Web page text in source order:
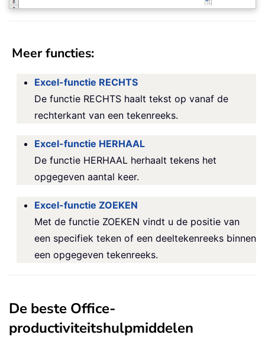
Meer functies:
Excel-functie RECHTS
De functie RECHTS haalt tekst op vanaf de
rechterkant van een tekenreeks.
Excel-functie HERHAAL
De functie HERHAAL herhaalt tekens het
opgegeven aantal keer.
Excel-functie ZOEKEN
Met de functie ZOEKEN vindt u de positie van
een specifiek teken of een deeltekenreeks binnen
een opgegeven tekenreeks.
De beste Office-
productiviteitshulpmiddelen